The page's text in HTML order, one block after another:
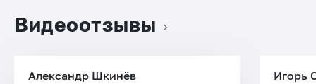
Видеоотзывы
Александр Шкинёв Игорь